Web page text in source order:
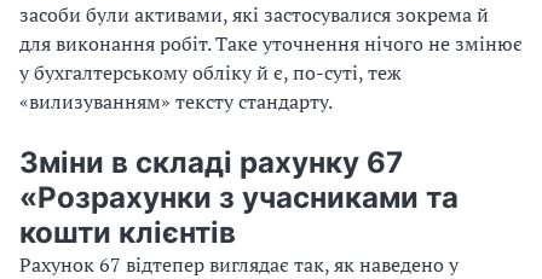
засоби були активами, які застосувалися зокрема й
для виконання робіт.Такеуточнення нічого не змінює
у бухгалтерському обліку й є, по-суті, теж
«вилизуванням» тексту стандарту.
Зміни в складі рахунку 67
«Розрахунки з учасниками та
кошти клієнтів
Рахунок 67 відтепер виглядає так, як наведено у